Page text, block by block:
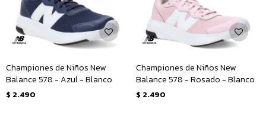
Championes de Niños New
Balance 578 - Azul - Blanco
$ 2.490
Championes de Niños New
Balance 578 - Rosado - Blanco
$ 2.490